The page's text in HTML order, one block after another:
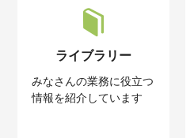
ライブラリー
みなさんの業務に役立つ
情報を紹介しています